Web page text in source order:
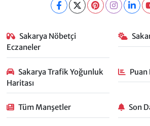
Sakarya Nöbetçi
Eczaneler
Sakarya Trafik Yoğunluk
Haritası
Tüm Manşetler Son